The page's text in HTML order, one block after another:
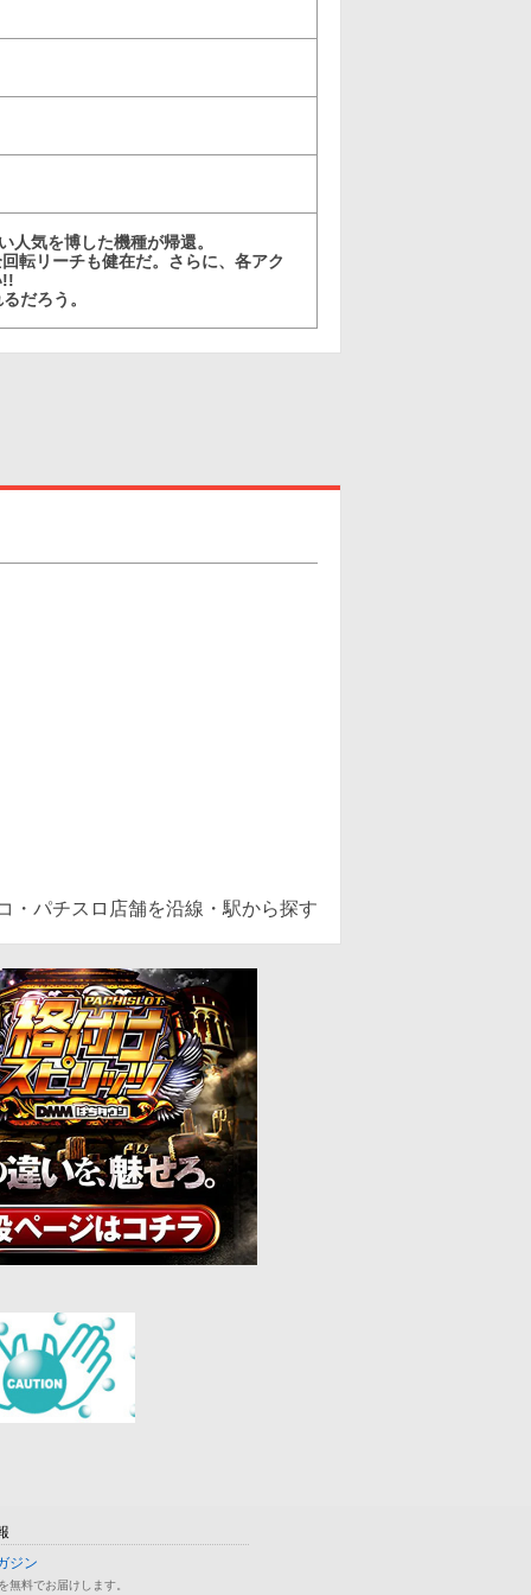
気を博した機種が帰還。
転リーチも健在だ。さらに、各アク
!!
だろう。
・パチスロ店舗を沿線・駅から探す
ジン
無料でお届けします。